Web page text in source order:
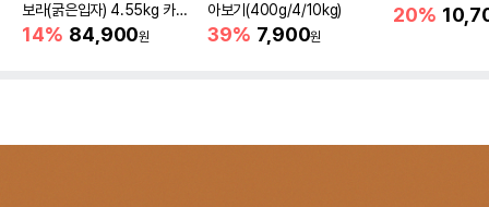
보라(굵은입자) 4.55kg 카사
바모래
14% 84,900원
아보기(400g/4/10kg)
39% 7,900원
20%